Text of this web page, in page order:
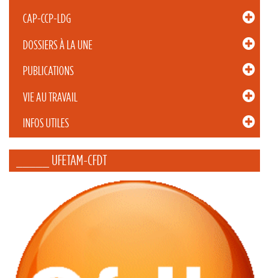
CAP-CCP-LDG
DOSSIERS À LA UNE
PUBLICATIONS
VIE AU TRAVAIL
INFOS UTILES
_____ UFETAM-CFDT